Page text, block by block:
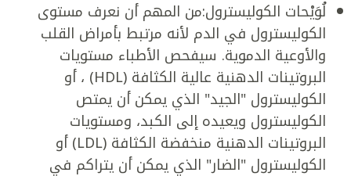
لُوَيْحات الكوليسترول:من المهم أن نعرف مستوى
الكوليسترول في الدم لأنه مرتبط بأمراض القلب
والأوعية الدموية. سيفحص الأطباء مستويات
البروتينات الدهنية عالية الكثافة (HDL) ، أو
الكوليسترول "الجيد" الذي يمكن أن يمتص
الكوليسترول ويعيده إلى الكبد، ومستويات
البروتينات الدهنية منخفضة الكثافة (LDL) أو
الكوليسترول "الضار" الذي يمكن أن يتراكم في